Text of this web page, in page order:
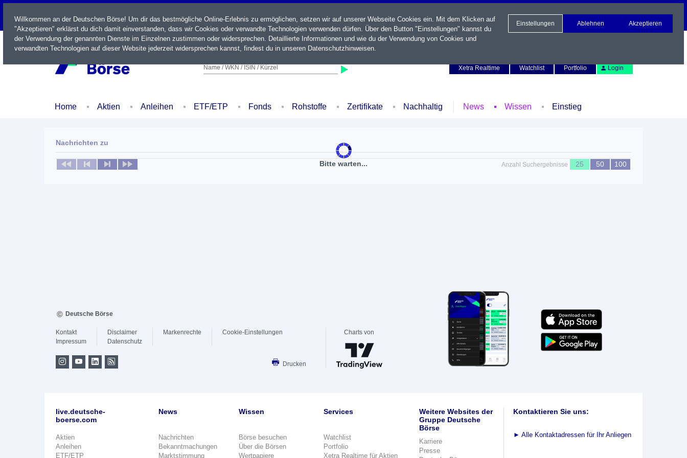
LIVE
Name / WKN / ISIN / Kürzel
Xetra Realtime
Watchlist Portfolio Login
Home Aktien Anleihen ETF/ETP Fonds Rohstoffe Zertifikate Nachhaltig News Wissen Einstieg
Bitte warten...
Nachrichten zu
Keine News verfügbar Anzahl Suchergebnisse 25 50 100
Willkommen an der Deutschen Börse! Um dir das bestmögliche Online-Erlebnis zu ermöglichen, setzen wir auf unserer Webseite Cookies ein. Mit dem Klicken auf
"Akzeptieren" erklärst du dich damit einverstanden, dass wir Cookies oder verwandte Technologien verwenden dürfen. Über den Button "Einstellungen" kannst du
der Verwendung der genannten Dienste im Einzelnen zustimmen oder widersprechen. Detaillierte Informationen und wie du der Verwendung von Cookies und
verwandten Technologien auf dieser Website jederzeit widersprechen kannst, findest du in unseren Datenschutzhinweisen.
Einstellungen Ablehnen Akzeptieren
Deutsche Börse
Kontakt
Impressum
Disclaimer
Datenschutz
Markenrechte Cookie-Einstellungen
Drucken
Charts von
live.deutsche-
boerse.com
Aktien
Anleihen
ETF/ETP
News
Nachrichten
Bekanntmachungen
Marktstimmung
Wissen
Börse besuchen
Über die Börsen
Wertpapiere
Services
Watchlist
Portfolio
Xetra Realtime für Aktien
Weitere Websites der
Gruppe Deutsche
Börse
Karriere
Presse
Kontaktieren Sie uns:
► Alle Kontaktadressen für Ihr Anliegen